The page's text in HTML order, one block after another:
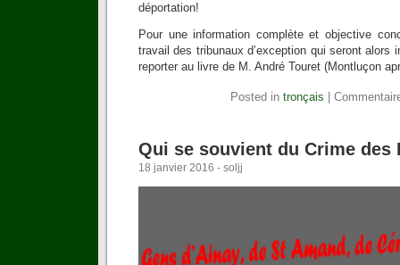
déportation!
Pour une information complète et objective
travail des tribunaux d’exception qui seront alors
reporter au livre de M. André Touret (Montluçon
Posted in tronçais
Qui se souvient du Crime des
18 janvier 2016 - soljj